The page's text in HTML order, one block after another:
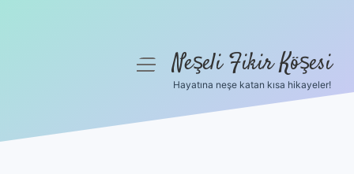
menüyüNeşeli Fikir Köşesi
Hayatına neşe katan kısa hikayeler!